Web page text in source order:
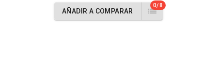
AÑADIR A COMPARAR
0/8